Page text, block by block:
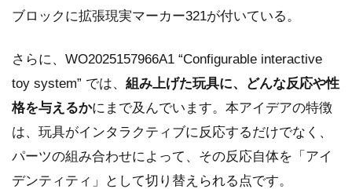
ブロックに拡張現実マーカー321が付いている。
さらに、WO2025157966A1 “Configurable interactive
toy system” では、 組み上げた玩具に、どんな反応や性
格を与えるかにまで及んでいます。本アイデアの特徴
は、玩具がインタラクティブに反応するだけでなく、
パーツの組み合わせによって、その反応自体を「アイ
デンティティ」として切り替えられる点です。